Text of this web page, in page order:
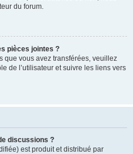
du forum.
pièces jointes ?
que vous avez transférées, veuillez
de l’utilisateur et suivre les liens vers
discussions ?
est produit et distribué par